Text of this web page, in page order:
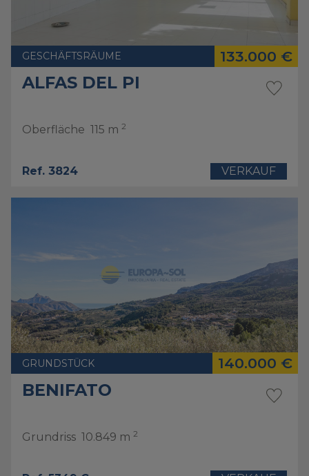
GESCHÄFTSRÄUME 133.000 €
ALFAS DEL PI
Oberfläche 115 m 2
Ref. 3824 VERKAUF
GRUNDSTÜCK 140.000 €
BENIFATO
Grundriss 10.849 m 2